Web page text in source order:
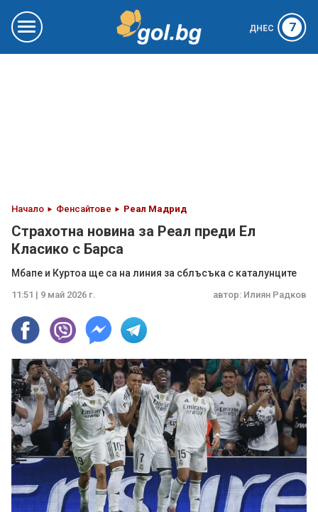
ДНЕС 7
Начало Фенсайтове Реал Мадрид
Страхотна новина за Реал преди Ел
Класико с Барса
Мбапе и Куртоа ще са на линия за сблъсъка с каталунците
11:51 | 9 май 2026 г. автор: Илиян Радков